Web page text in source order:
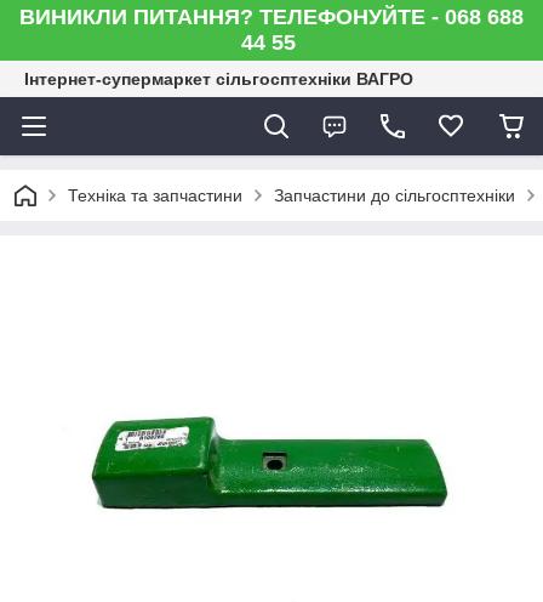
ВИНИКЛИ ПИТАННЯ? ТЕЛЕФОНУЙТЕ - 068 688
44 55
Інтернет-супермаркет сільгосптехніки ВАГРО
Техніка та запчастини Запчастини до сільгосптехніки